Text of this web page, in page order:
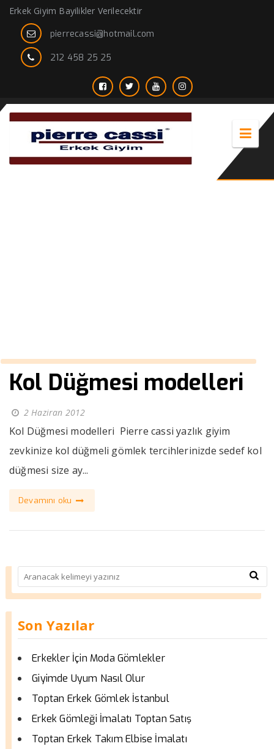
Erkek Giyim Bayilikler Verilecektir
pierrecassi@hotmail.com
212 458 25 25
Kol Düğmesi modelleri
2 Haziran 2012
Kol Düğmesi modelleri Pierre cassi yazlık giyim
zevkinize kol düğmeli gömlek tercihlerinizde sedef kol
düğmesi size ay...
Devamını oku
Son Yazılar
Erkekler İçin Moda Gömlekler
Giyimde Uyum Nasıl Olur
Toptan Erkek Gömlek İstanbul
Erkek Gömleği İmalatı Toptan Satış
Toptan Erkek Takım Elbise İmalatı